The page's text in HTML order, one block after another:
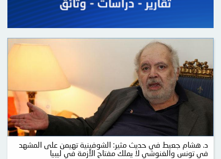
د. هشام جعيط في حديث مثير: الشوفينية تهيمن على المشهد
في تونس والغنوشي لا يملك مفتاح الأزمة في ليبيا